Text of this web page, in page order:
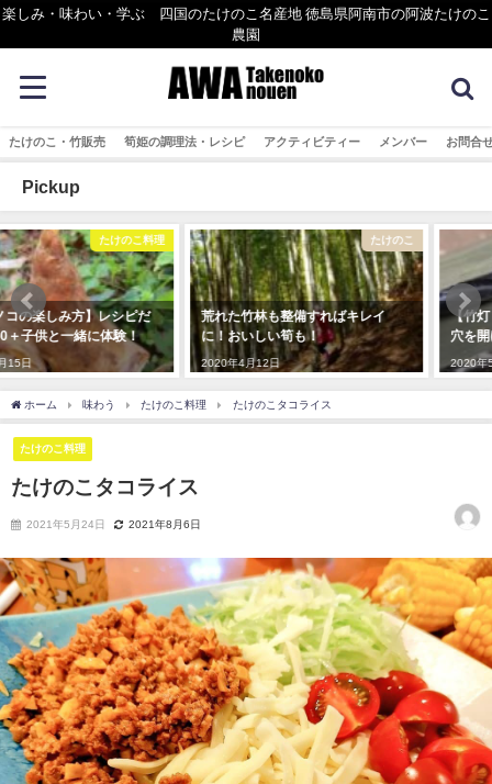
楽しみ・味わい・学ぶ 四国のたけのこ名産地 徳島県阿南市の阿波たけのこ
農園
たけのこ・竹販売 筍姫の調理法・レシピ アクティビティー メンバー お問合
Pickup
たけのこ
荒れた竹林も整備すればキレイ
に！おいしい筍も！
2020年4月12日
【竹灯りづくり】 竹にきれいな
穴を開ける方法
2020年5月18日
ホーム 味わう たけのこ料理 たけのこタコライス
たけのこ料理
たけのこタコライス
2021年5月24日 2021年8月6日